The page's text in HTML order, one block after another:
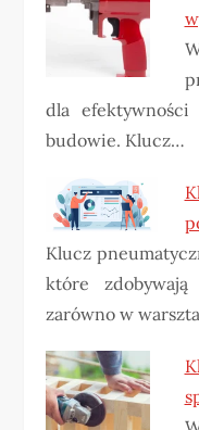
dla
budowie. Klucz…
Klucz
które
zarówno w